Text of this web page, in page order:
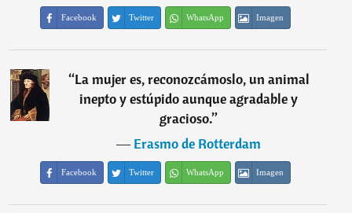
Facebook Twitter WhatsApp Imagen
“La mujer es, reconozcámoslo, un animal
inepto y estúpido aunque agradable y
gracioso.”
―Erasmo de Rotterdam
Facebook Twitter WhatsApp Imagen